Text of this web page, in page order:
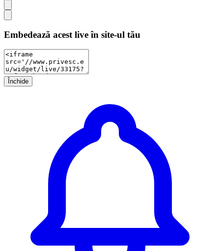
Embedează acest live în site-ul tău
Închide